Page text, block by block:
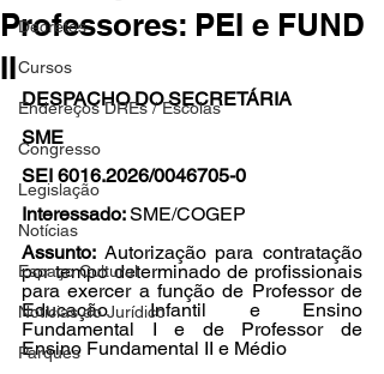
Decretos
Cursos
Endereços DREs / Escolas
Congresso
Legislação
Notícias
Espaço Cultural
Notícias do Jurídico
Parques
Professores: PEI e FUND
II
DESPACHO DO SECRETÁRIA
SME
SEI 6016.2026/0046705-0
Interessado: SME/COGEP
Assunto: Autorização para contratação
por tempo determinado de profissionais
para exercer a função de Professor de
Educação Infantil e Ensino
Fundamental I e de Professor de
Ensino Fundamental II e Médio